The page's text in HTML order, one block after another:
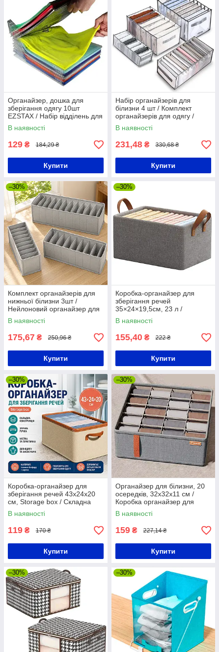
Органайзер, дошка для
зберігання одягу 10шт
EZSTAX / Набір відділень для
одягу, зошит, документів
В наявності
129 ₴ 184,29 ₴
Купити
Набір органайзерів для
білизни 4 шт / Комплект
органайзерів для одягу /
Органайзер для білизни
В наявності
231,48 ₴ 330,68 ₴
Купити
–30%
Комплект органайзерів для
нижньої білизни 3шт /
Нейлоновий органайзер для
зберігання білизни та
шкарпеток
В наявності
175,67 ₴ 250,96 ₴
Купити
–30%
Коробка-органайзер для
зберігання речей
35×24×19,5см, 23 л /
Складний кошик для одягу та
білизни у шафу
В наявності
155,40 ₴ 222 ₴
Купити
–30%
Коробка-органайзер для
зберігання речей 43х24х20
см, Storage box / Складна
коробка для зберігання одягу
В наявності
119 ₴ 170 ₴
Купити
–30%
Органайзер для білизни, 20
осередків, 32x32x11 см /
Коробка органайзер для
шкарпеток / Органайзер для
білизни
В наявності
159 ₴ 227,14 ₴
Купити
–30% –30%